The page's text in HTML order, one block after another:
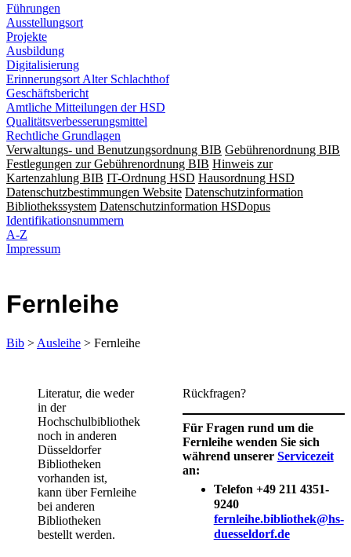
Führungen
Ausstellungsort
Projekte
Ausbildung
Digitalisierung
Erinnerungsort Alter Schlachthof
Geschäftsbericht
Amtliche Mitteilungen der HSD
Qualitätsverbesserungsmittel
Rechtliche Grundlagen
Verwaltungs- und Benutzungsordnung BIB Gebührenordnung BIB
Festlegungen zur Gebührenordnung BIB Hinweis zur
Kartenzahlung BIB IT-Ordnung HSD Hausordnung HSD
Datenschutzbestimmungen Website Datenschutzinformation
Bibliothekssystem Datenschutzinformation HSDopus
Identifikationsnummern
A-Z
Impressum
Fernleihe
Bib > Ausleihe > Fernleihe
​​​​​Literatur, die weder
in der
Hochschulbibliothek
noch in anderen
Düsseldorfer
Bibliotheken
vorhanden ist,
kann über Fernleihe
bei anderen
Bibliotheken
bestellt werden.
Rückfragen?
Für Fragen rund um die
Fernleihe wenden Sie sich
während unserer Servicezeit
an:
Telefon +49 211 4351-
9240
fernleihe.bibliothek@hs-
duesseldorf.de